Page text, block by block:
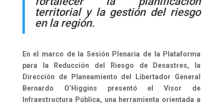
territorial y la gestión del riesgo
en la región.
En el marco de la Sesión Plenaria de la Plataforma
para la Reducción del Riesgo de Desastres, la
Dirección de Planeamiento del Libertador General
Bernardo O’Higgins presentó el Visor de
Infraestructura Pública, una herramienta orientada a